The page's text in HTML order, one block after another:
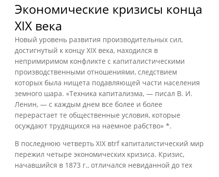
Экономические кризисы конца
XIX века
Новый уровень развития производительных сил,
достигнутый к концу XIX века, находился в
непримиримом конфликте с капиталистическими
производственными отношениями, следствием
которых была нищета подавляющей части населения
земного шара. «Техника капитализма, — писал В. И.
Ленин, — с каждым днем все более и более
перерастает те общественные условия, которые
осуждают трудящихся на наемное рабство» *.
В последнюю четверть XIX вtrf капиталистический мир
пережил четыре экономических кризиса. Кризис,
начавшийся в 1873 г., отличался невиданной до тех